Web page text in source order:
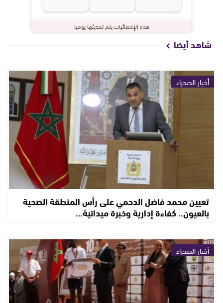
هذه الإحصائيات يتم تحديثها يوميا
شاهد أيضا
أخبار الصحراء
تعيين محمد فاضل الدحمي على رأس المنطقة الصحية
بالعيون.. كفاءة إدارية وخبرة ميدانية…
أخبار الصحراء